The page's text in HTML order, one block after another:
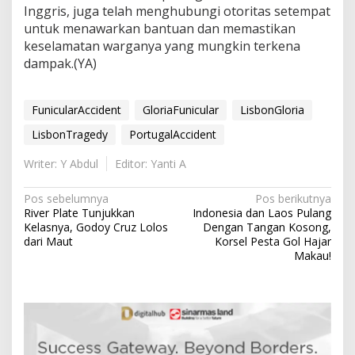
Inggris, juga telah menghubungi otoritas setempat
untuk menawarkan bantuan dan memastikan
keselamatan warganya yang mungkin terkena
dampak.(YA)
FunicularAccident GloriaFunicular
LisbonGloria
LisbonTragedy
PortugalAccident
Writer: Y Abdul
Editor: Yanti A
N
a
v
Pos sebelumnya
River Plate Tunjukkan
Kelasnya, Godoy Cruz Lolos
dari Maut
Pos berikutnya
Indonesia dan Laos Pulang
Dengan Tangan Kosong,
Korsel Pesta Gol Hajar
Makau!